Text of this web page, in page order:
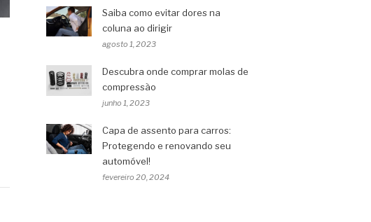
Saiba como evitar dores na
coluna ao dirigir
agosto 1, 2023
Descubra onde comprar molas de
compressão
junho 1, 2023
Capa de assento para carros:
Protegendo e renovando seu
automóvel!
fevereiro 20, 2024